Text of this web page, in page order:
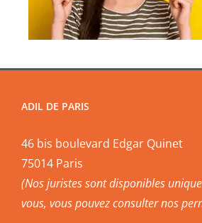
ADIL DE PARIS
46 bis boulevard Edgar Quinet
75014 Paris
(Nos juristes sont disponibles
vous, vous pouvezconsulter nos